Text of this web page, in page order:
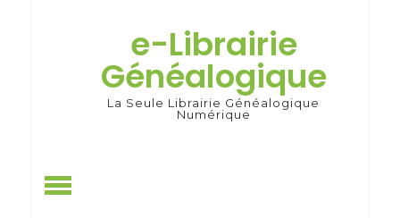
e-Librairie
Généalogique
La Seule Librairie Généalogique
Numérique